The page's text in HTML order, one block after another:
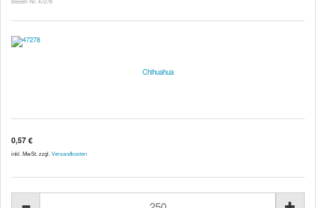
Chihuahua
0,57 €
inkl. MwSt. zzgl. Versandkosten